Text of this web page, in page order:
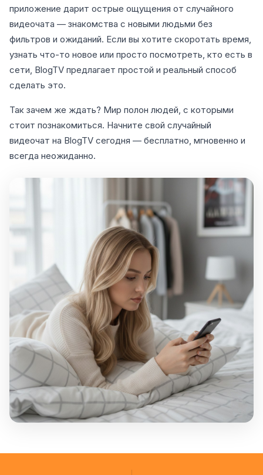
приложение дарит острые ощущения от случайного
видеочата — знакомства с новыми людьми без
фильтров и ожиданий. Если вы хотите скоротать время,
узнать что-то новое или просто посмотреть, кто есть в
сети, BlogTV предлагает простой и реальный способ
сделать это.
Так зачем же ждать? Мир полон людей, с которыми
стоит познакомиться. Начните свой случайный
видеочат на BlogTV сегодня — бесплатно, мгновенно и
всегда неожиданно.